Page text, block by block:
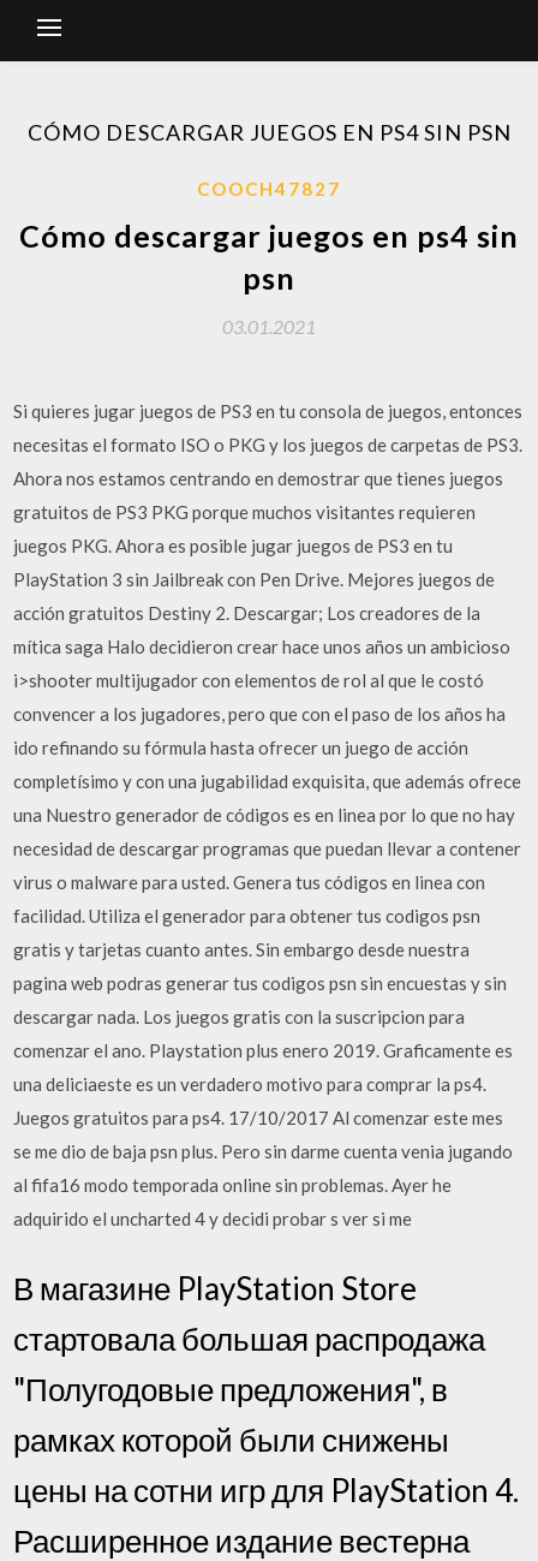
CÓMO DESCARGAR JUEGOS EN PS4 SIN PSN
COOCH47827
Cómo descargar juegos en ps4 sin
psn
03.01.2021
Si quieres jugar juegos de PS3 en tu consola de juegos, entonces
necesitas el formato ISO o PKG y los juegos de carpetas de PS3.
Ahora nos estamos centrando en demostrar que tienes juegos
gratuitos de PS3 PKG porque muchos visitantes requieren
juegos PKG. Ahora es posible jugar juegos de PS3 en tu
PlayStation 3 sin Jailbreak con Pen Drive. Mejores juegos de
acción gratuitos Destiny 2. Descargar; Los creadores de la
mítica saga Halo decidieron crear hace unos años un ambicioso
i>shooter multijugador con elementos de rol al que le costó
convencer a los jugadores, pero que con el paso de los años ha
ido refinando su fórmula hasta ofrecer un juego de acción
completísimo y con una jugabilidad exquisita, que además ofrece
una Nuestro generador de códigos es en linea por lo que no hay
necesidad de descargar programas que puedan llevar a contener
virus o malware para usted. Genera tus códigos en linea con
facilidad. Utiliza el generador para obtener tus codigos psn
gratis y tarjetas cuanto antes. Sin embargo desde nuestra
pagina web podras generar tus codigos psn sin encuestas y sin
descargar nada. Los juegos gratis con la suscripcion para
comenzar el ano. Playstation plus enero 2019. Graficamente es
una deliciaeste es un verdadero motivo para comprar la ps4.
Juegos gratuitos para ps4. 17/10/2017 Al comenzar este mes
se me dio de baja psn plus. Pero sin darme cuenta venia jugando
al fifa16 modo temporada online sin problemas. Ayer he
adquirido el uncharted 4 y decidi probar s ver si me
В магазине PlayStation Store
стартовала большая распродажа
"Полугодовые предложения", в
рамках которой были снижены
цены на сотни игр для PlayStation 4.
Расширенное издание вестерна